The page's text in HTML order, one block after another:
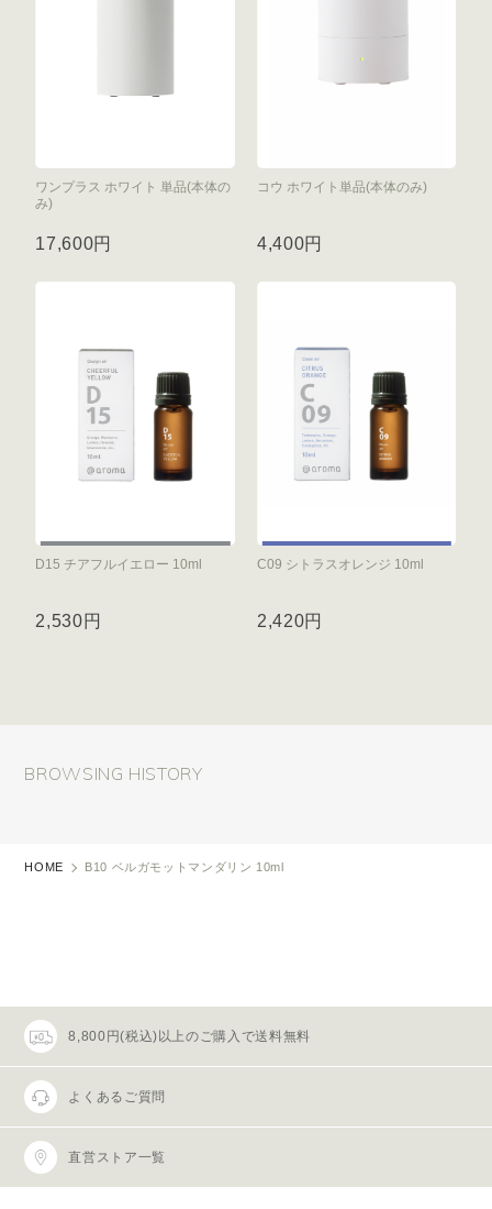
ワンプラス ホワイト 単品(本体の
み)
17,600円
コウ ホワイト単品(本体のみ)
4,400円
D15 チアフルイエロー 10ml
2,530円
C09 シトラスオレンジ 10ml
2,420円
BROWSING HISTORY
HOME B10 ベルガモットマンダリン 10ml
8,800円(税込)以上のご購入で送料無料
よくあるご質問
直営ストア一覧